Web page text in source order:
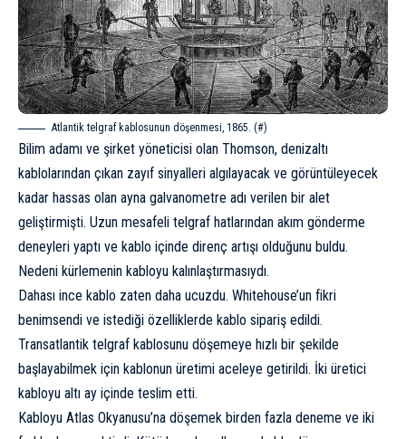
Atlantik telgraf kablosunun döşenmesi, 1865. (#)
Bilim adamı ve şirket yöneticisi olan Thomson, denizaltı
kablolarından çıkan zayıf sinyalleri algılayacak ve görüntüleyecek
kadar hassas olan ayna galvanometre adı verilen bir alet
geliştirmişti. Uzun mesafeli telgraf hatlarından akım gönderme
deneyleri yaptı ve kablo içinde direnç artışı olduğunu buldu.
Nedeni kürlemenin kabloyu kalınlaştırmasıydı.
Dahası ince kablo zaten daha ucuzdu. Whitehouse’un fikri
benimsendi ve istediği özelliklerde kablo sipariş edildi.
Transatlantik telgraf kablosunu döşemeye hızlı bir şekilde
başlayabilmek için kablonun üretimi aceleye getirildi. İki üretici
kabloyu altı ay içinde teslim etti.
Kabloyu Atlas Okyanusu’na döşemek birden fazla deneme ve iki